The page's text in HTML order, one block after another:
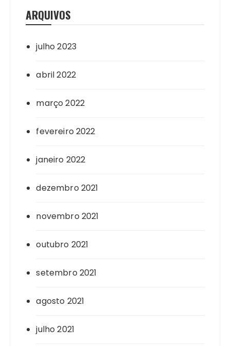
ARQUIVOS
julho 2023
abril 2022
março 2022
fevereiro 2022
janeiro 2022
dezembro 2021
novembro 2021
outubro 2021
setembro 2021
agosto 2021
julho 2021